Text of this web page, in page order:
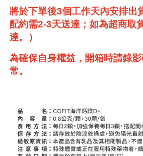
將於下單後3個工作天內安排出
配約需2-3天送達；如為超商取
達。）
為確保自身權益，開箱時請錄
常。